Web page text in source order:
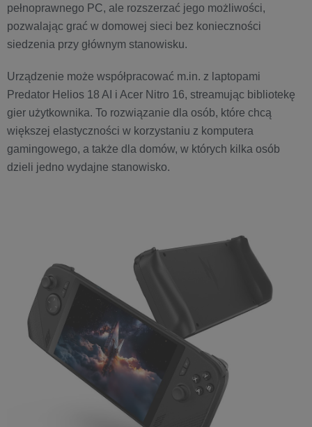
pełnoprawnego PC, ale rozszerzać jego możliwości,
pozwalając grać w domowej sieci bez konieczności
siedzenia przy głównym stanowisku.
Urządzenie może współpracować m.in. z laptopami
Predator Helios 18 AI i Acer Nitro 16, streamując bibliotekę
gier użytkownika. To rozwiązanie dla osób, które chcą
większej elastyczności w korzystaniu z komputera
gamingowego, a także dla domów, w których kilka osób
dzieli jedno wydajne stanowisko.